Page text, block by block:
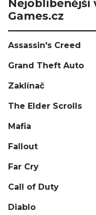
Nejoblíbenější
Games.cz
Assassin's Creed
Grand Theft Auto
Zaklínač
The Elder Scrolls
Mafia
Fallout
Far Cry
Call of Duty
Diablo